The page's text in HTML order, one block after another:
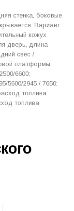
стенка, боковые
Вариант
кожух
дверь, длина
свес /
платформы
6600;
5600/2945 / 7650;
топлива
топлива